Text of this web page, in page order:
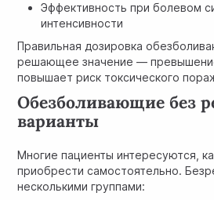
Эффективность при болевом
интенсивности
Правильная дозировка
решающее значение —
повышает риск токсического
Обезболивающие без
варианты
Многие пациенты интересуются,
приобрести самостоятельно.
несколькими группами: